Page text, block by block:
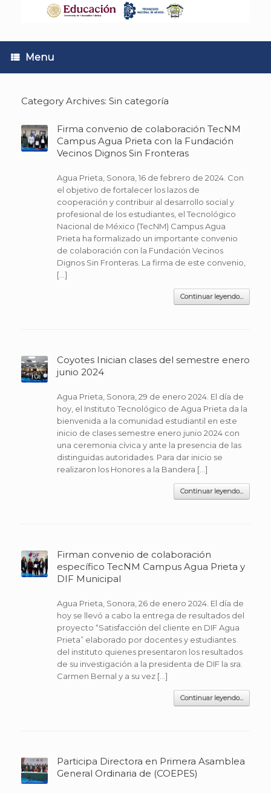
Menu
Category Archives: Sin categoría
Firma convenio de colaboración TecNM
Campus Agua Prieta con la Fundación
Vecinos Dignos Sin Fronteras
Agua Prieta, Sonora, 16 de febrero de 2024. Con
el objetivo de fortalecer los lazos de
cooperación y contribuir al desarrollo social y
profesional de los estudiantes, el Tecnológico
Nacional de México (TecNM) Campus Agua
Prieta ha formalizado un importante convenio
de colaboración con la Fundación Vecinos
Dignos Sin Fronteras. La firma de este convenio,
[…]
Continuar leyendo...
Coyotes Inician clases del semestre enero
junio 2024
Agua Prieta, Sonora, 29 de enero 2024. El día de
hoy, el Instituto Tecnológico de Agua Prieta da la
bienvenida a la comunidad estudiantil en este
inicio de clases semestre enero junio 2024 con
una ceremonia cívica y ante la presencia de las
distinguidas autoridades. Para dar inicio se
realizaron los Honores a la Bandera […]
Continuar leyendo...
Firman convenio de colaboración
específico TecNM Campus Agua Prieta y
DIF Municipal
Agua Prieta, Sonora, 26 de enero 2024. El día de
hoy se llevó a cabo la entrega de resultados del
proyecto “Satisfacción del cliente en DIF Agua
Prieta” elaborado por docentes y estudiantes
del instituto quienes presentaron los resultados
de su investigación a la presidenta de DIF la sra.
Carmen Bernal y a su vez […]
Continuar leyendo...
Participa Directora en Primera Asamblea
General Ordinaria de (COEPES)